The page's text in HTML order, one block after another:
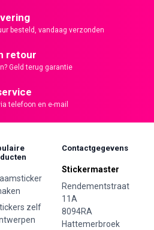
besteld, vandaag verzonden
retour
Geld terug garantie
telefoon en e-mail
zelf
Contactgegevens
Stickermaster
Rendementstraat
11A
8094RA
Hattemerbroek